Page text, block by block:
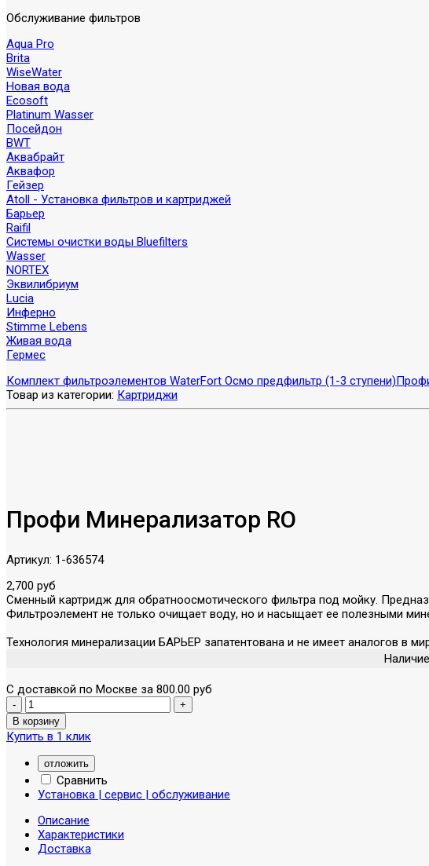
Обслуживание фильтров
Aqua Pro
Brita
WiseWater
Новая вода
Ecosoft
Platinum Wasser
Посейдон
BWT
Аквабрайт
Аквафор
Гейзер
Atoll - Установка фильтров и картриджей
Барьер
Raifil
Системы очистки воды Bluefilters
Wasser
NORTEX
Эквилибриум
Lucia
Инферно
Stimme Lebens
Живая вода
Гермес
Комплект фильтроэлементов WaterFort Осмо предфильтр (1-3 ступени)
Товар из категории: Картриджи
Профи Минерализатор RO
Артикул: 1-636574
2,700 руб
Сменный картридж для обратноосмотического фильтра под мойку.
Фильтроэлемент не только очищает воду, но и насыщает ее полезными
Технология минерализации БАРЬЕР запатентована и не имеет аналогов в
С доставкой по Москве за 800.00 руб
Купить в 1 клик
отложить
Сравнить
Установка | сервис | обслуживание
Описание
Характеристики
Доставка